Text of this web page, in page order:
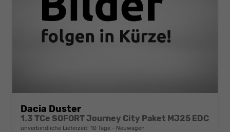
Dacia Duster
1.3 TCe SOFORT Journey City Paket MJ25 EDC
unverbindliche Lieferzeit: 10 Tage Neuwagen